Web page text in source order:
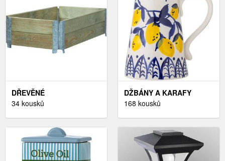
DŘEVĚNÉ
TRUHLÍKY,ZAHRADA A
34 kousků
DŽBÁNY A KARAFY
168 kousků